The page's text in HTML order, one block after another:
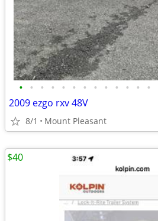
• • • • • • • • • • • • •
2009 ezgo rxv 48V
8/1 Mount Pleasant
$40